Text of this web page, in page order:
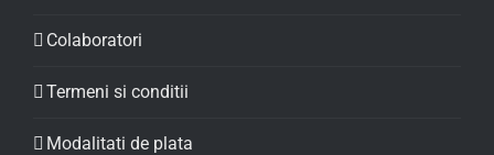
Colaboratori
Termeni si conditii
Modalitati de plata